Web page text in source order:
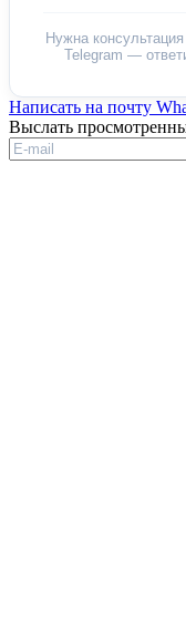
Нужна
Telegram —
Написать на почту
Выслать